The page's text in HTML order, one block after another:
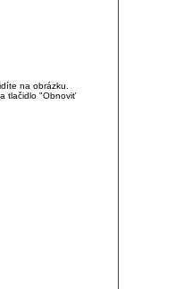
na obrázku.
tlačidlo "Obnoviť